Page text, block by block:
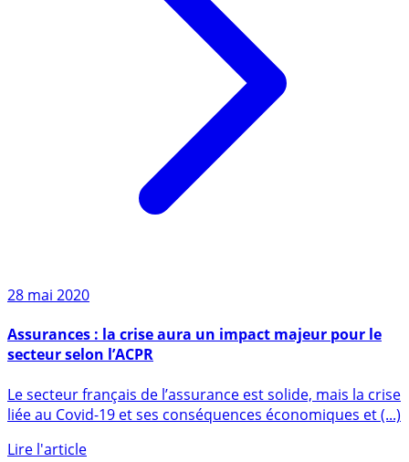
28 mai 2020
secteur selon l’ACPR
liée au Covid-19 et ses conséquences économiques et (...)